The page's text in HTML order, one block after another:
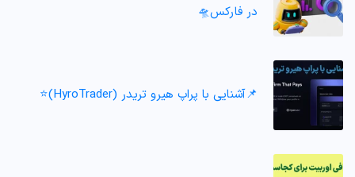
در فارکس🛸
📌آشنایی با پراپ هیرو تریدر (HyroTrader)⭐️